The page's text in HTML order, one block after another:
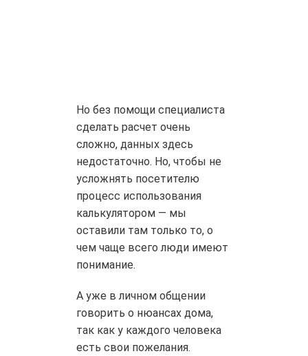
Но без помощи специалиста
сделать расчет очень
сложно, данных здесь
недостаточно. Но, чтобы не
усложнять посетителю
процесс использования
калькулятором — мы
оставили там только то, о
чем чаще всего люди имеют
понимание.
А уже в личном общении
говорить о нюансах дома,
так как у каждого человека
есть свои пожелания.